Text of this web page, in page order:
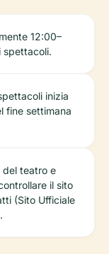
12:00–
spettacoli.
inizia
fine settimana
teatro e
il sito
(Sito Ufficiale